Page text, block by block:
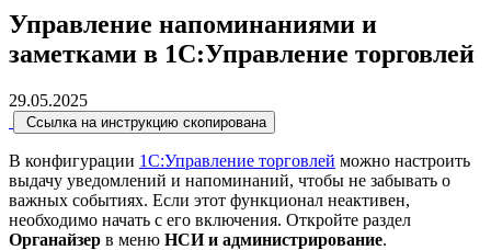
Управление напоминаниями и
заметками в 1С:Управление торговлей
29.05.2025
Ссылка на инструкцию скопирована
В конфигурации 1С:Управление торговлей можно настроить
выдачу уведомлений и напоминаний, чтобы не забывать о
важных событиях. Если этот функционал неактивен,
необходимо начать с его включения. Откройте раздел
Органайзер в меню НСИ и администрирование.